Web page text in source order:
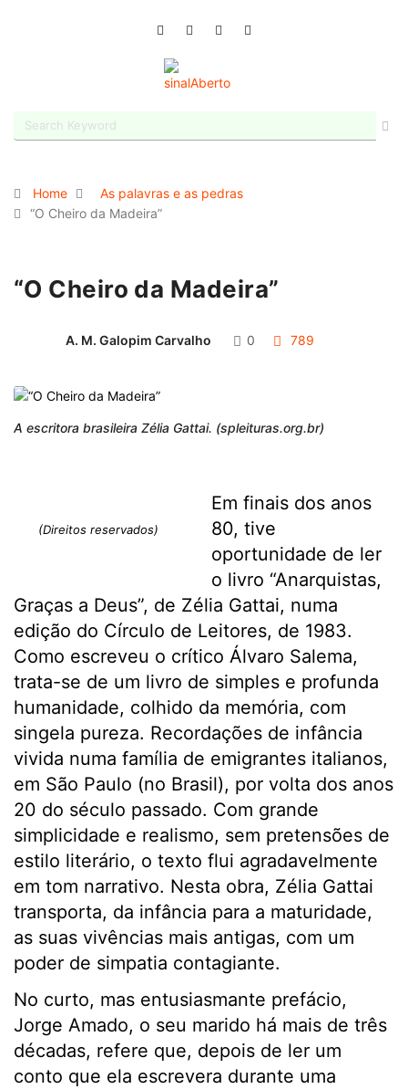
Home
As palavras e as pedras
“O Cheiro da Madeira”
“O Cheiro da Madeira”
A. M. Galopim Carvalho 0 789
A escritora brasileira Zélia Gattai. (spleituras.org.br)
(Direitos reservados)
Em finais dos anos
80, tive
oportunidade de ler
o livro “Anarquistas,
Graças a Deus”, de Zélia Gattai, numa
edição do Círculo de Leitores, de 1983.
Como escreveu o crítico Álvaro Salema,
trata-se de um livro de simples e profunda
humanidade, colhido da memória, com
singela pureza. Recordações de infância
vivida numa família de emigrantes italianos,
em São Paulo (no Brasil), por volta dos anos
20 do século passado. Com grande
simplicidade e realismo, sem pretensões de
estilo literário, o texto flui agradavelmente
em tom narrativo. Nesta obra, Zélia Gattai
transporta, da infância para a maturidade,
as suas vivências mais antigas, com um
poder de simpatia contagiante.
No curto, mas entusiasmante prefácio,
Jorge Amado, o seu marido há mais de três
décadas, refere que, depois de ler um
conto que ela escrevera durante uma